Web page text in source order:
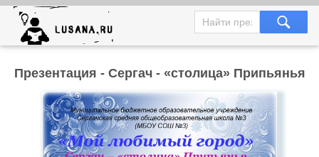
Презентация - Сергач - «столица» Припьянья